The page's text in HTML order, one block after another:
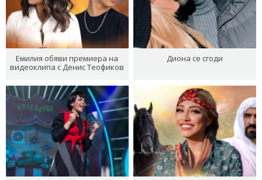
Емилия обяви премиера на
видеоклипа с Денис Теофиков
Диона се сгоди